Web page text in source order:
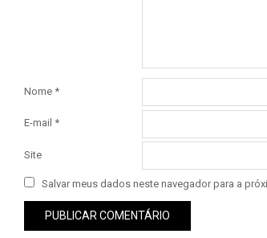
Nome *
E-mail *
Site
Salvar meus dados neste navegador para a